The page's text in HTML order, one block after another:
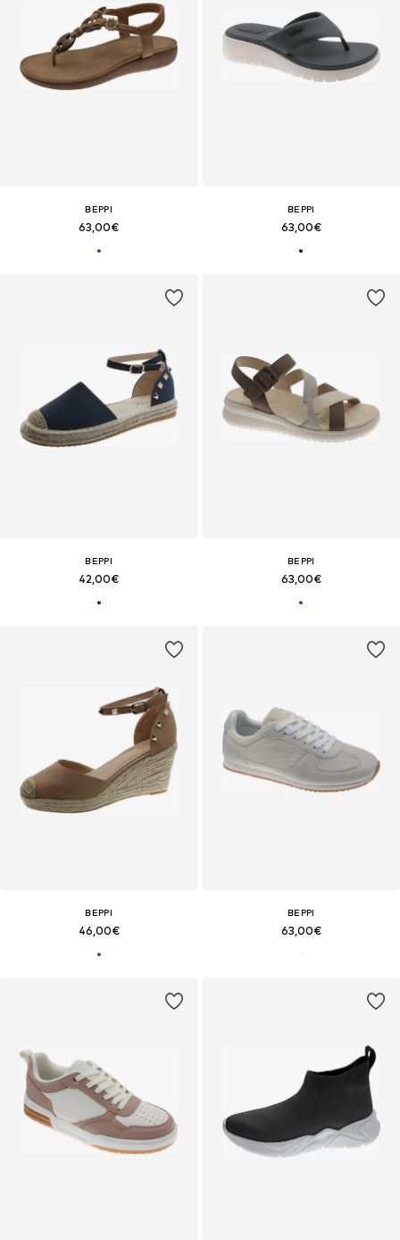
BEPPI
63,00€
BEPPI
63,00€
BEPPI
42,00€
BEPPI
63,00€
BEPPI
46,00€
BEPPI
63,00€